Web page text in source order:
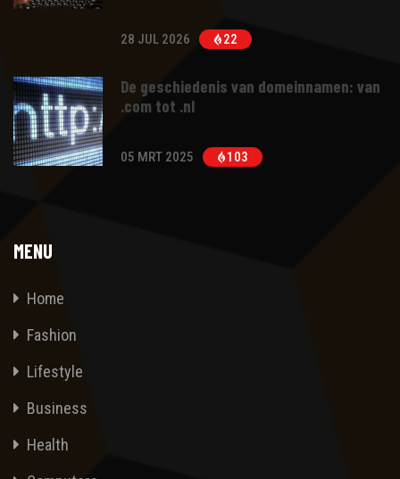
28 JUL 2026 22
De geschiedenis van domeinnamen: van
.com tot .nl
05 MRT 2025 103
MENU
Home
Fashion
Lifestyle
Business
Health